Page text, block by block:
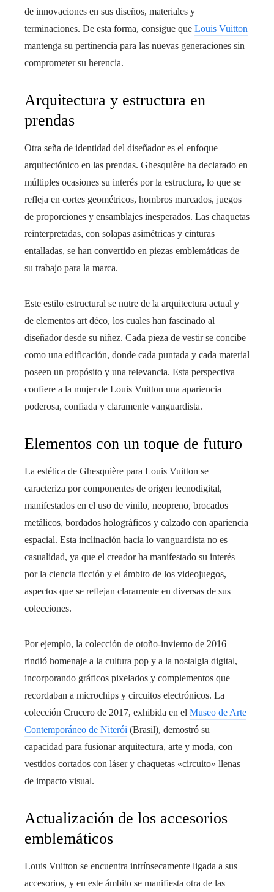
de innovaciones en sus diseños, materiales y
terminaciones. De esta forma, consigue que Louis Vuitton
mantenga su pertinencia para las nuevas generaciones sin
comprometer su herencia.
Arquitectura y estructura en
prendas
Otra seña de identidad del diseñador es el enfoque
arquitectónico en las prendas. Ghesquière ha declarado en
múltiples ocasiones su interés por la estructura, lo que se
refleja en cortes geométricos, hombros marcados, juegos
de proporciones y ensamblajes inesperados. Las chaquetas
reinterpretadas, con solapas asimétricas y cinturas
entalladas, se han convertido en piezas emblemáticas de
su trabajo para la marca.
Este estilo estructural se nutre de la arquitectura actual y
de elementos art déco, los cuales han fascinado al
diseñador desde su niñez. Cada pieza de vestir se concibe
como una edificación, donde cada puntada y cada material
poseen un propósito y una relevancia. Esta perspectiva
confiere a la mujer de Louis Vuitton una apariencia
poderosa, confiada y claramente vanguardista.
Elementos con un toque de futuro
La estética de Ghesquière para Louis Vuitton se
caracteriza por componentes de origen tecnodigital,
manifestados en el uso de vinilo, neopreno, brocados
metálicos, bordados holográficos y calzado con apariencia
espacial. Esta inclinación hacia lo vanguardista no es
casualidad, ya que el creador ha manifestado su interés
por la ciencia ficción y el ámbito de los videojuegos,
aspectos que se reflejan claramente en diversas de sus
colecciones.
Por ejemplo, la colección de otoño-invierno de 2016
rindió homenaje a la cultura pop y a la nostalgia digital,
incorporando gráficos pixelados y complementos que
recordaban a microchips y circuitos electrónicos. La
colección Crucero de 2017, exhibida en el Museo de Arte
Contemporáneo de Niterói (Brasil), demostró su
capacidad para fusionar arquitectura, arte y moda, con
vestidos cortados con láser y chaquetas «circuito» llenas
de impacto visual.
Actualización de los accesorios
emblemáticos
Louis Vuitton se encuentra intrínsecamente ligada a sus
accesorios, y en este ámbito se manifiesta otra de las